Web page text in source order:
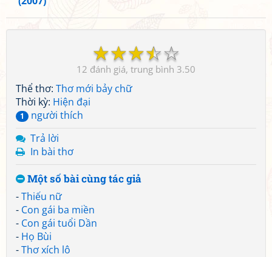
☆
☆
☆
☆
☆
12 3.50
Thể thơ: Thơ mới bảy chữ
Thời kỳ: Hiện đại
1
người thích
Trả lời
In bài thơ
Một số bài cùng tác giả
-Thiếu nữ
- Con gái ba miền
- Con gái tuổi Dần
- Họ Bùi
-Thơ xích lô